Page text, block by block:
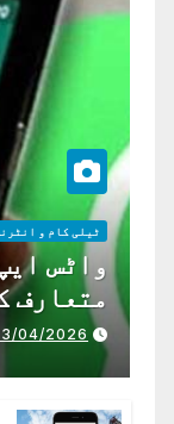
ٹیلی کام و
واٹس
متعارف
04/2026